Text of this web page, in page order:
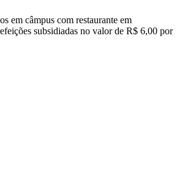
em câmpus com restaurante em
subsidiadas no valor de R$ 6,00 por